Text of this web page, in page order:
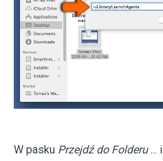
W pasku Przejdź do Folderu ... i